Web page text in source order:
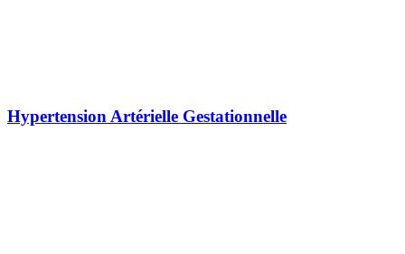
Hypertension Artérielle Gestationnelle